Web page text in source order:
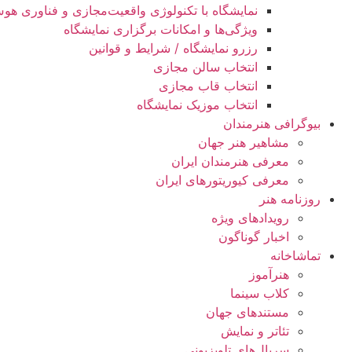
نمایشگاه با تکنولوژی واقعیت‌مجازی و فناوری
ویژگی‌ها و امکانات برگزاری نمایشگاه
رزرو نمایشگاه / شرایط و قوانین
انتخاب سالن مجازی
انتخاب قاب مجازی
انتخاب موزیک نمایشگاه
بیوگرافی هنرمندان
مشاهیر هنر جهان
معرفی هنرمندان ایران
معرفی کیوریتورهای ایران
روزنامه هنر
رویدادهای ویژه
اخبار گوناگون
تماشاخانه
هنرآموز
کلاب سینما
مستندهای جهان
تئاتر و نمایش